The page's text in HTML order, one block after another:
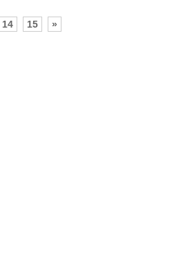
14 15 »